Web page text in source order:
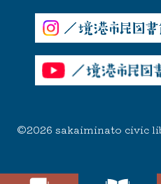
©2026 sakaiminato civic